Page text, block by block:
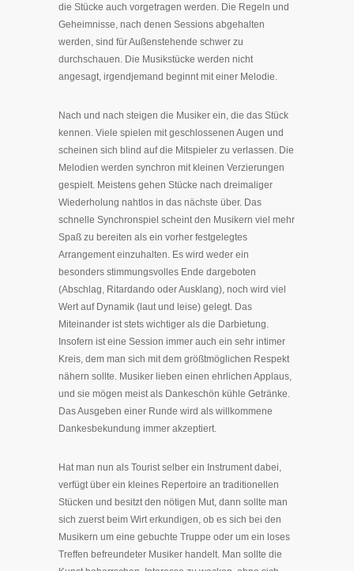
die Stücke auch vorgetragen werden. Die Regeln und
Geheimnisse, nach denen Sessions abgehalten
werden, sind für Außenstehende schwer zu
durchschauen. Die Musikstücke werden nicht
angesagt, irgendjemand beginnt mit einer Melodie.
Nach und nach steigen die Musiker ein, die das Stück
kennen. Viele spielen mit geschlossenen Augen und
scheinen sich blind auf die Mitspieler zu verlassen. Die
Melodien werden synchron mit kleinen Verzierungen
gespielt. Meistens gehen Stücke nach dreimaliger
Wiederholung nahtlos in das nächste über. Das
schnelle Synchronspiel scheint den Musikern viel mehr
Spaß zu bereiten als ein vorher festgelegtes
Arrangement einzuhalten. Es wird weder ein
besonders stimmungsvolles Ende dargeboten
(Abschlag, Ritardando oder Ausklang), noch wird viel
Wert auf Dynamik (laut und leise) gelegt. Das
Miteinander ist stets wichtiger als die Darbietung.
Insofern ist eine Session immer auch ein sehr intimer
Kreis, dem man sich mit dem größtmöglichen Respekt
nähern sollte. Musiker lieben einen ehrlichen Applaus,
und sie mögen meist als Dankeschön kühle Getränke.
Das Ausgeben einer Runde wird als willkommene
Dankesbekundung immer akzeptiert.
Hat man nun als Tourist selber ein Instrument dabei,
verfügt über ein kleines Repertoire an traditionellen
Stücken und besitzt den nötigen Mut, dann sollte man
sich zuerst beim Wirt erkundigen, ob es sich bei den
Musikern um eine gebuchte Truppe oder um ein loses
Treffen befreundeter Musiker handelt. Man sollte die